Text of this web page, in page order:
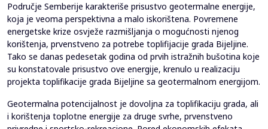
Područje Semberije karakteriše prisustvo geotermalne energije,
koja je veoma perspektivna a malo iskorištena. Povremene
energetske krize osvježe razmišljanja o mogućnosti njenog
korištenja, prvenstveno za potrebe toplifijacije grada Bijeljine.
Tako se danas pedesetak godina od prvih istražnih bušotina koje
su konstatovale prisustvo ove energije, krenulo u realizaciju
projekta toplifikacije grada Bijeljine sa geotermalnom energijom.
Geotermalna potencijalnost je dovoljna za toplifikaciju grada, ali
i korištenja toplotne energije za druge svrhe, prvenstveno